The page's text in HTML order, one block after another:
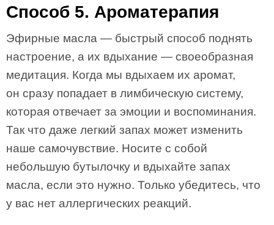
Способ 5. Ароматерапия
Эфирные масла — быстрый способ поднять
настроение, а их вдыхание — своеобразная
медитация. Когда мы вдыхаем их аромат,
он сразу попадает в лимбическую систему,
которая отвечает за эмоции и воспоминания.
Так что даже легкий запах может изменить
наше самочувствие. Носите с собой
небольшую бутылочку и вдыхайте запах
масла, если это нужно. Только убедитесь, что
у вас нет аллергических реакций.